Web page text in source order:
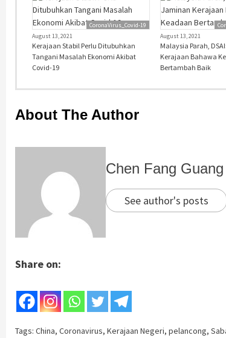
CoronaVirus_Covid-19
August 13, 2021
Kerajaan Stabil Perlu Ditubuhkan
Tangani Masalah Ekonomi Akibat
Covid-19
August 13, 2021
Malaysia Parah,
Kerajaan Bahawa
Bertambah Baik
About The Author
Chen Fang Guang
See author's posts
Share on:
Tags: China, Coronavirus, Kerajaan Negeri, pelancong,